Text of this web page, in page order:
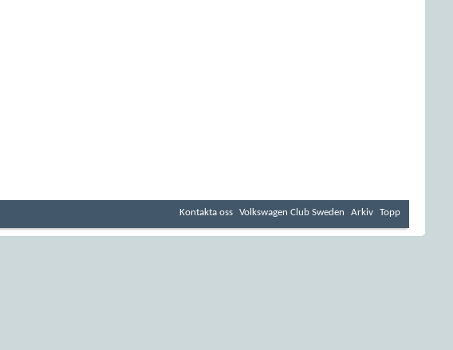
Kontakta oss Volkswagen Club Sweden Arkiv Topp